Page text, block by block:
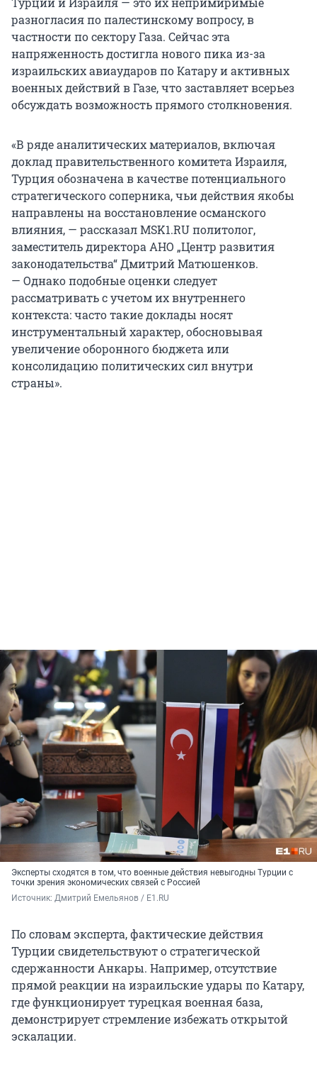
разногласия по палестинскому вопросу, в
частности по сектору Газа. Сейчас эта
напряженность достигла нового пика из-за
израильских авиаударов по Катару и активных
военных действий в Газе, что заставляет всерьез
обсуждать возможность прямого столкновения.
«В ряде аналитических материалов, включая
доклад правительственного комитета Израиля,
Турция обозначена в качестве потенциального
стратегического соперника, чьи действия якобы
направлены на восстановление османского
влияния, — рассказал MSK1.RU политолог,
заместитель директора АНО „Центр развития
законодательства“ Дмитрий Матюшенков.
— Однако подобные оценки следует
рассматривать с учетом их внутреннего
контекста: часто такие доклады носят
инструментальный характер, обосновывая
увеличение оборонного бюджета или
консолидацию политических сил внутри
страны».
Эксперты сходятся в том, что военные действия невыгодны Турции с
точки зрения экономических связей с Россией
Источник: Дмитрий Емельянов / E1.RU
По словам эксперта, фактические действия
Турции свидетельствуют о стратегической
сдержанности Анкары. Например, отсутствие
прямой реакции на израильские удары по Катару,
где функционирует турецкая военная база,
демонстрирует стремление избежать открытой
эскалации.